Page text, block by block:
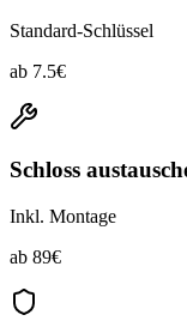
Standard-Schlüssel
ab 7.5€
Schloss
Inkl. Montage
ab 89€